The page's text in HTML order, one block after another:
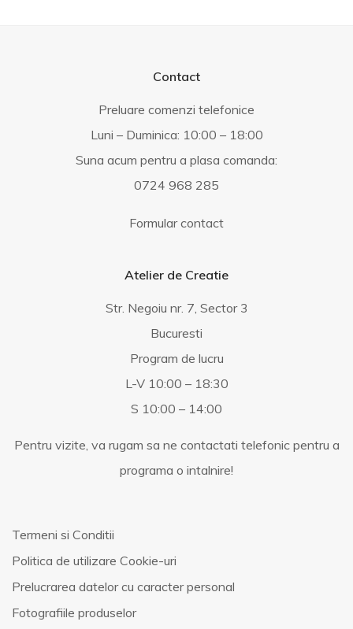
Contact
Preluare comenzi telefonice
Luni – Duminica: 10:00 – 18:00
Suna acum pentru a plasa comanda:
0724 968 285
Formular contact
Atelier de Creatie
Str. Negoiu nr. 7, Sector 3
Bucuresti
Program de lucru
L-V 10:00 – 18:30
S 10:00 – 14:00
Pentru vizite, va rugam sa ne contactati telefonic pentru a
programa o intalnire!
Termeni si Conditii
Politica de utilizare Cookie-uri
Prelucrarea datelor cu caracter personal
Fotografiile produselor